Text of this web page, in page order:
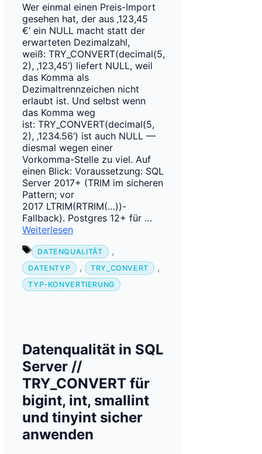
Wer einmal einen Preis-Import
gesehen hat, der aus ‚123,45
€‘ ein NULL macht statt der
erwarteten Dezimalzahl,
weiß: TRY_CONVERT(decimal(5,
2), ‚123,45‘) liefert NULL, weil
das Komma als
Dezimaltrennzeichen nicht
erlaubt ist. Und selbst wenn
das Komma weg
ist: TRY_CONVERT(decimal(5,
2), ‚1234.56‘) ist auch NULL —
diesmal wegen einer
Vorkomma-Stelle zu viel. Auf
einen Blick: Voraussetzung: SQL
Server 2017+ (TRIM im sicheren
Pattern; vor
2017 LTRIM(RTRIM(…))-
Fallback). Postgres 12+ für …
Weiterlesen
Schlagwörter
DATENQUALITÄT ,
DATENTYP , TRY_CONVERT ,
TYP-KONVERTIERUNG
Datenqualität in SQL
Server //
TRY_CONVERT für
bigint, int, smallint
und tinyint sicher
anwenden